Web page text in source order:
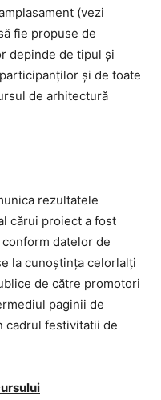
(vezi
fie propuse de
depinde de tipul și
și de toate
de arhitectură
rezultatele
cărui proiect a fost
datelor de
la cunoștința celorlalți
de către promotori
paginii de
cadrul festivitatii de